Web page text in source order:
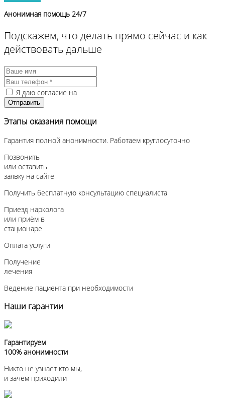
Анонимная помощь 24/7
Подскажем, что делать прямо сейчас и как
действовать дальше
Я даю согласие на
Этапы оказания помощи
Гарантия полной анонимности. Работаем круглосуточно
Позвонить
или оставить
заявку на сайте
Получить бесплатную консультацию специалиста
Приезд нарколога
или приём в
стационаре
Оплата услуги
Получение
лечения
Ведение пациента при необходимости
Наши гарантии
Гарантируем
100% анонимности
Никто не узнает кто мы,
и зачем приходили